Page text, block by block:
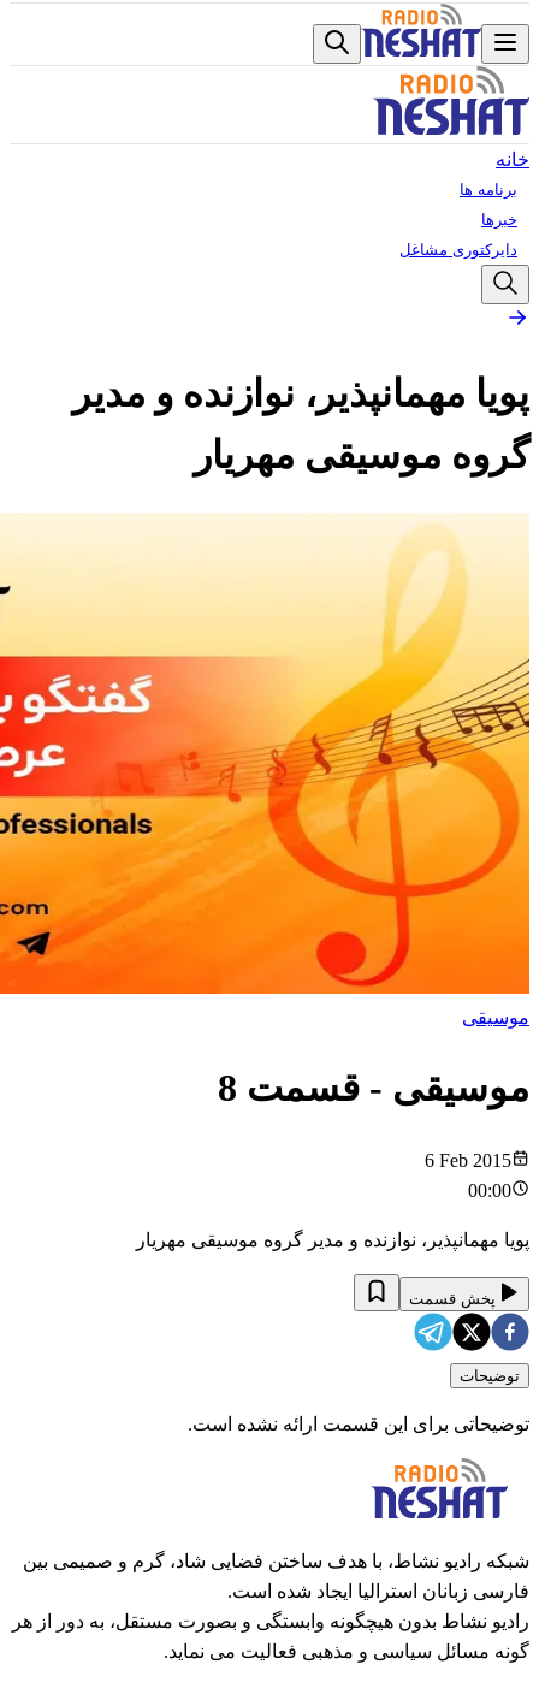
خانه
برنامه ها
خبرها
دایرکتوری مشاغل
پویا مهمانپذیر، نوازنده و مدیر
گروه موسیقی مهریار
موسیقی
موسیقی - قسمت 8
6 Feb 2015
00:00
پویا مهمانپذیر، نوازنده و مدیر گروه موسیقی مهریار
پخش قسمت
توضیحات
توضیحاتی برای این قسمت ارائه نشده است.
شبکه رادیو نشاط، با هدف ساختن فضایی شاد، گرم و صمیمی بین
فارسی زبانان استرالیا ایجاد شده است.
رادیو نشاط بدون هیچگونه وابستگی و بصورت مستقل، به دور از هر
گونه مسائل سیاسی و مذهبی فعالیت می نماید.